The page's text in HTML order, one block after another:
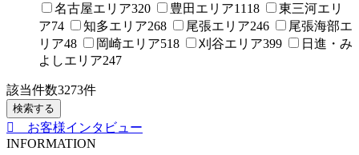
名古屋エリア320 豊田エリア1118
東三河エリ
ア74 知多エリア268 尾張エリア246
尾張海部エ
リア48 岡崎エリア518 刈谷エリア399
日進・み
よしエリア247
該当件数3273件
検索する
お客様インタビュー
INFORMATION